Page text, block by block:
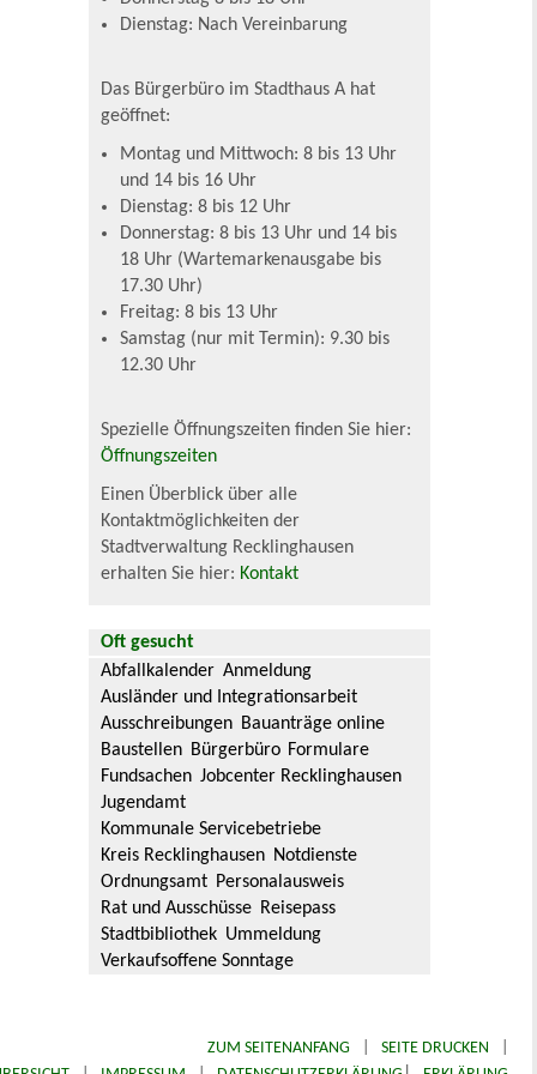
Dienstag: Nach Vereinbarung
Das Bürgerbüro im Stadthaus A hat
geöffnet:
Montag und Mittwoch: 8 bis 13 Uhr
und 14 bis 16 Uhr
Dienstag: 8 bis 12 Uhr
Donnerstag: 8 bis 13 Uhr und 14 bis
18 Uhr (Wartemarkenausgabe bis
17.30 Uhr)
Freitag: 8 bis 13 Uhr
Samstag (nur mit Termin): 9.30 bis
12.30 Uhr
Spezielle Öffnungszeiten finden Sie hier:
Öffnungszeiten
Einen Überblick über alle
Kontaktmöglichkeiten der
Stadtverwaltung Recklinghausen
erhalten Sie hier: Kontakt
Oft gesucht
Abfallkalender Anmeldung
Ausländer und Integrationsarbeit
Ausschreibungen Bauanträge online
Baustellen Bürgerbüro Formulare
Fundsachen Jobcenter Recklinghausen
Jugendamt
Kommunale Servicebetriebe
Kreis Recklinghausen Notdienste
Ordnungsamt Personalausweis
Rat und Ausschüsse Reisepass
Stadtbibliothek Ummeldung
Verkaufsoffene Sonntage
ZUM SEITENANFANG SEITE DRUCKEN